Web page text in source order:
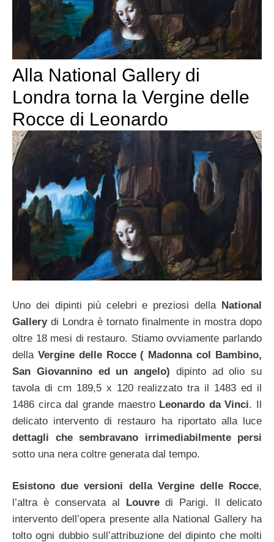
Alla National Gallery di
Londra torna la Vergine delle
Rocce di Leonardo
Uno dei dipinti più celebri e preziosi della National
Gallery di Londra è tornato finalmente in mostra dopo
oltre 18 mesi di restauro. Stiamo ovviamente parlando
della Vergine delle Rocce ( Madonna col Bambino,
San Giovannino ed un angelo) dipinto ad olio su
tavola di cm 189,5 x 120 realizzato tra il 1483 ed il
1486 circa dal grande maestro Leonardo da Vinci. Il
delicato intervento di restauro ha riportato alla luce
dettagli che sembravano irrimediabilmente persi
sotto una nera coltre generata dal tempo.
Esistono due versioni della Vergine delle Rocce,
l’altra è conservata al Louvredi Parigi. Il delicato
intervento dell’opera presente alla National Gallery ha
tolto ogni dubbio sull’attribuzione del dipinto che molti